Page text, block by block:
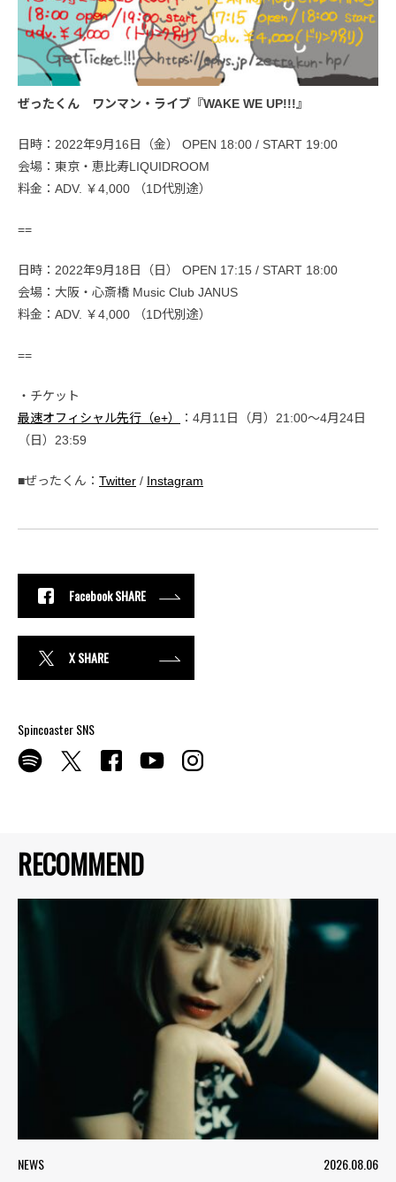
RECOMMEND
NEWS 2026.08.06
ぜったくん ワンマン・ライブ『WAKE WE UP!!!』
日時：2022年9月16日（金） OPEN 18:00 / START 19:00
会場：東京・恵比寿LIQUIDROOM
料金：ADV. ￥4,000 （1D代別途）
==
日時：2022年9月18日（日） OPEN 17:15 / START 18:00
会場：大阪・心斎橋 Music Club JANUS
料金：ADV. ￥4,000 （1D代別途）
==
・チケット
最速オフィシャル先行（e+）
：4月11日（月）21:00～4月24日
（日）23:59
■ぜったくん： Twitter / Instagram
Facebook SHARE
X SHARE
Spincoaster SNS